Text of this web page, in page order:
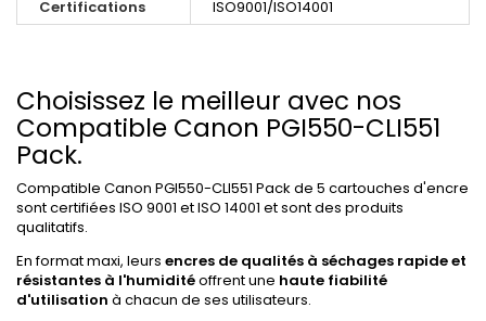
Certifications ISO9001/ISO14001
Choisissez le meilleur avec nos
Compatible Canon PGI550-CLI551
Pack.
Compatible Canon PGI550-CLI551 Pack de 5 cartouches d'encre
sont certifiées ISO 9001 et ISO 14001 et sont des produits
qualitatifs.
En format maxi, leurs encres de qualités à séchages rapide et
résistantes à l'humiditéoffrent une haute fiabilité
d'utilisation à chacun de ses utilisateurs.